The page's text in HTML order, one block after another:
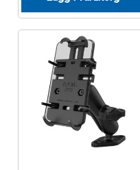
GDS Tech Tab-Lock
IntelliSkin
No-Drill
Power-Grip